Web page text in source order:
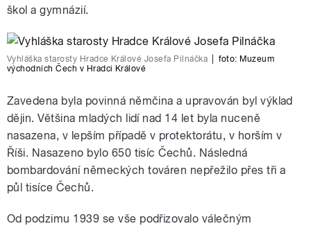
škol a gymnázií.
Vyhláška starosty Hradce Králové Josefa Pilnáčka foto:Muzeum
východních Čech v Hradci Králové
Zavedena byla povinná němčina a upravován byl výklad
dějin. Většina mladých lidí nad 14 let byla nuceně
nasazena, v lepším případě v protektorátu, v horším v
Říši. Nasazeno bylo 650 tisíc Čechů. Následná
bombardování německých továren nepřežilo přes tři a
půl tisíce Čechů.
Od podzimu 1939 se vše podřizovalo válečným